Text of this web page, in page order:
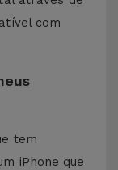
com
tem
iPhone que